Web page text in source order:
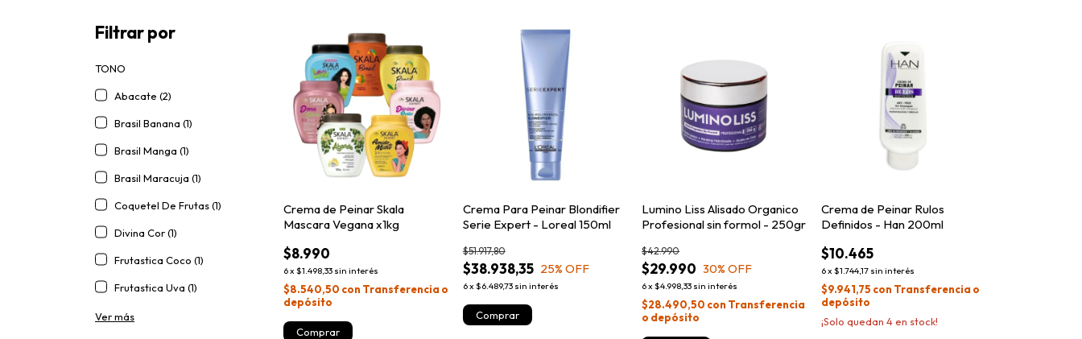
Filtrar por
TONO
Abacate (2)
Brasil Banana (1)
Brasil Manga (1)
Brasil Maracuja (1)
Coquetel De Frutas (1)
Divina Cor (1)
Frutastica Coco (1)
Frutastica Uva (1)
Ver más
Crema de Peinar Skala
Mascara Vegana x1kg
$8.990
6x$1.498,33 sin interés
$8.540,50 con Transferencia o
depósito
Comprar
Crema Para Peinar Blondifier
Serie Expert - Loreal 150ml
$38.938,35
$51.917,80
25% OFF
6x $6.489,73 sin interés
Lumino Liss Alisado Organico
Profesional sin formol - 250gr
$29.990
$42.990
30% OFF
6x$4.998,33 sin interés
$28.490,50 con Transferencia
o depósito
Crema de Peinar Rulos
Definidos - Han 200ml
$10.465
6x $1.744,17 sin interés
$9.941,75 con Transferencia o
depósito
¡Solo quedan 4en stock!